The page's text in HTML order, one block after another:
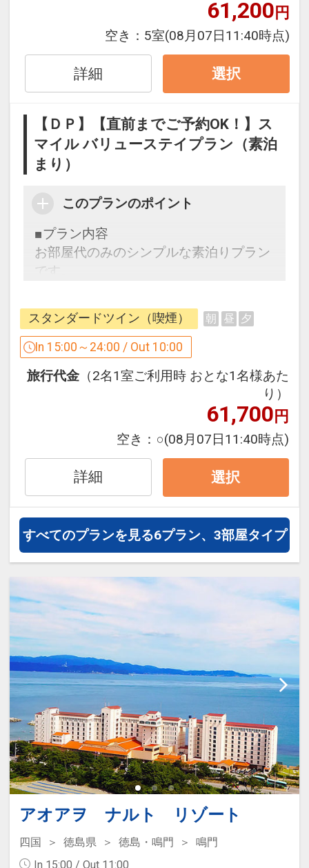
■ アクセス至便・快適ステイ ■
￣￣￣V￣￣￣￣￣￣￣￣￣￣
・JR徳島駅より徒歩約5分
ムジンバス：徳島駅前～空港 約30分）
・徳島自動車道「徳島IC」より約15分
・徒歩5分圏内にコンビニ3店舗有り。
場／アミコラインパーク
1000円
18：00～翌9：00まで停めっぱなし500
円
・ランドリーサービス（定休日：日曜／
祝日）…午前10時迄にフロントにお持ち
下さい
・コインランドリー（洗濯機、乾燥機各
2台）…洗濯300円、乾燥（20分）100円
・自動販売機（アルコール・ソフトドリ
・ズボンプレッサー…フロントにて無料
で貸出（先着順）
・はこらいふ図書館…アミコビルに同居
する図書館をご利用頂けます。（図書レ
ンタルサービスは先着順）
（休館日：第1火曜日 ※祝日の場合は第
2火曜日／元日／長期図書整理期間 （毎
年10日間以内））
・緊急時を想定したAEDを設置。
【観光情報】
・阿波踊り会館：徒歩約10分
・眉山：阿波踊り会館よりロープウェイ
で約6分
・徳島城公園：徒歩約15分
・大塚国際美術館：車で約35分
・鳴門のうず潮・徳島県立渦の道：車で
約40分
【スポーツ観戦・コンサートでのご宿泊
にも便利】
・ポカリスエットスタジアム：車で約30
61,200円
空き： 5室(08月07日11:40時点)
詳細 選択
【ＤＰ】【直前までご予約OK！】ス
マイル バリューステイプラン（素泊
まり）
このプランのポイント
■プラン内容
お部屋代のみのシンプルな素泊りプラン
です。
ＪＲ徳島駅より徒歩5分、ビジネスのお
客様はもちろん観光の拠点にも最適で
す。
観光・ビジネスに絶好のロケーション。
快適な徳島への旅を是非お手伝いさせて
■ アクセス至便・快適ステイ ■
￣￣￣V￣￣￣￣￣￣￣￣￣￣
・JR徳島駅より徒歩約5分
ムジンバス：徳島駅前～空港 約30分）
・徳島自動車道「徳島IC」より約15分
・契約駐車場2ヶ所…徳島駅前西地下駐車
場／アミコラインパーク
（15：00～翌10：00まで停めっぱなし
1000円
18：00～翌9：00まで停めっぱなし500
円
時間外料金 1時間300円）
・ランドリーサービス（定休日：日曜／
祝日）…午前10時迄にフロントにお持ち
下さい
・コインランドリー（洗濯機、乾燥機各
2台）…洗濯300円、乾燥（20分）100円
・自動販売機（アルコール・ソフトドリ
・ズボンプレッサー…フロントにて無料
スタンダードツイン（喫煙） 朝 昼 夕
In 15:00～24:00 / Out 10:00
旅行代金 （2名1室ご利用時 おとな1名様あた
り）
61,700円
空き： ○(08月07日11:40時点)
詳細 選択
すべてのプランを見る6プラン、3部屋タイプ
アオアヲ ナルト リゾート
四国 徳島県 徳島・鳴門
鳴門
In 15:00 / Out 11:00